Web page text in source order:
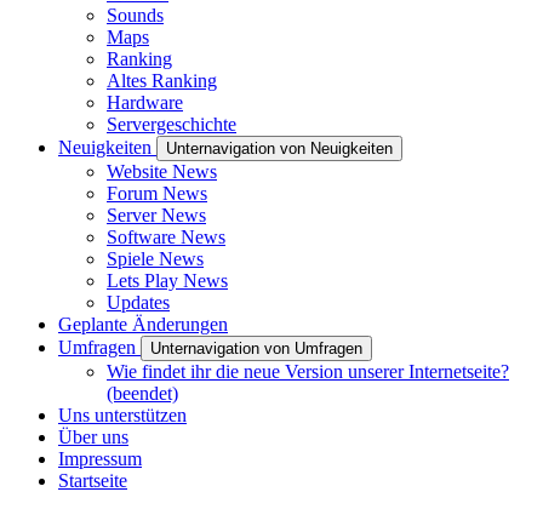
Sounds
Maps
Ranking
Altes Ranking
Hardware
Servergeschichte
Neuigkeiten
Unternavigation von Neuigkeiten
Website News
Forum News
Server News
Software News
Spiele News
Lets Play News
Updates
Geplante Änderungen
Umfragen
Unternavigation von Umfragen
Wie findet ihr die neue Version unserer Internetseite?
(beendet)
Uns unterstützen
Über uns
Impressum
Startseite